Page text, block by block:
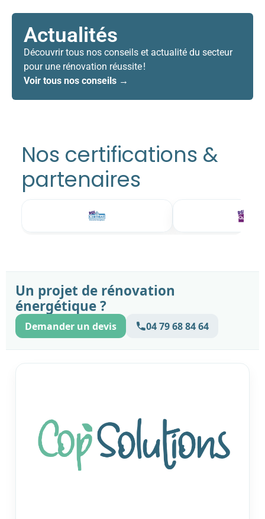
Actualités
Découvrir tous nos conseils et actualité du secteur
pour une rénovation réussite !
Voir tous nos conseils →
Nos certifications &
partenaires
Un projet de rénovation
énergétique ?
Demander un devis 04 79 68 84 64